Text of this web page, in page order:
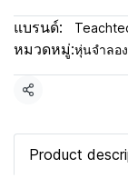
แบรนด์:
หมวดหมู่:หุ่นจำลอ
แชร์
Product